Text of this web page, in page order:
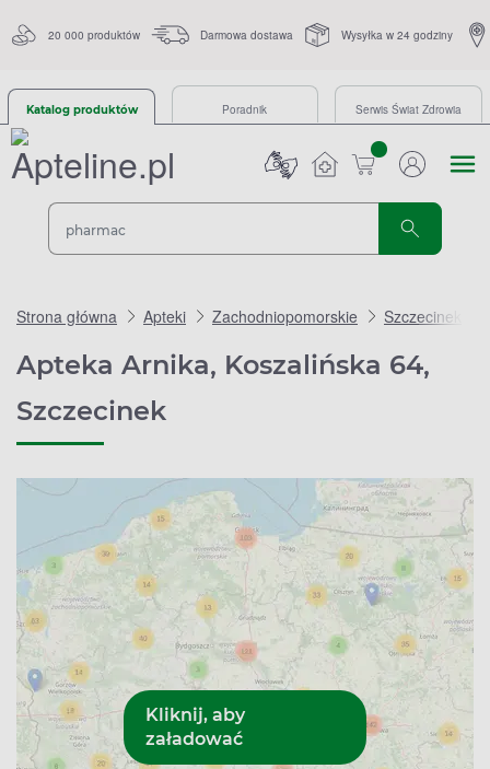
20 000 produktów Darmowa dostawa Wysyłka w 24 godziny
Katalog produktów Poradnik Serwis Świat Zdrowia
sztuk
Strona główna Apteki Zachodniopomorskie Szczecinek
Apteka Arnika, Koszalińska 64,
Szczecinek